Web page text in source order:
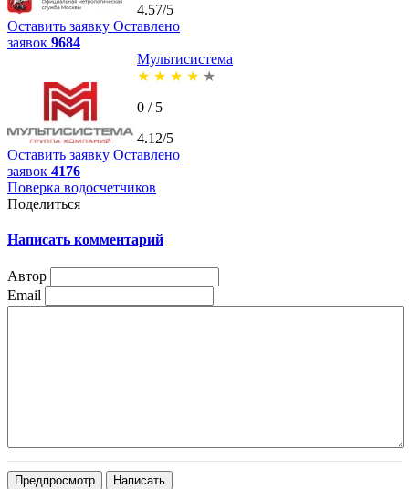
4.57/5
Оставить заявку Оставлено
заявок 9684
Мультисистема
★ ★ ★ ★ ★
0 / 5
4.12/5
Оставить заявку Оставлено
заявок 4176
Поверка водосчетчиков
Поделиться
Написать комментарий
Автор
Email